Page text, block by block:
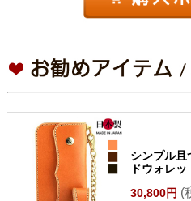
シンプル且
ドウォレッ
30,800円 (